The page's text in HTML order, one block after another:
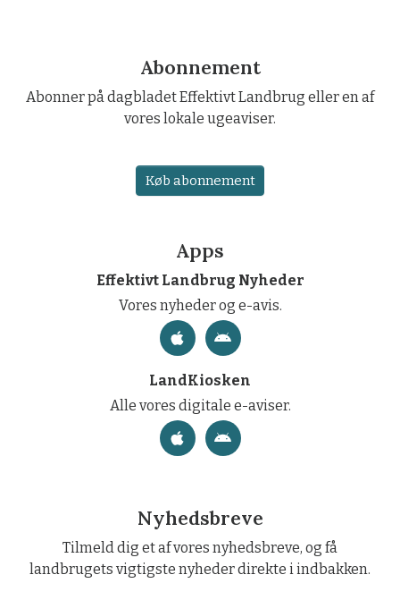
Abonnement
Abonner på dagbladet Effektivt Landbrug eller en af
vores lokale ugeaviser.
Køb abonnement
Apps
Effektivt Landbrug Nyheder
Vores nyheder og e-avis.
LandKiosken
Alle vores digitale e-aviser.
Nyhedsbreve
Tilmeld dig et af vores nyhedsbreve, og få
landbrugets vigtigste nyheder direkte i indbakken.